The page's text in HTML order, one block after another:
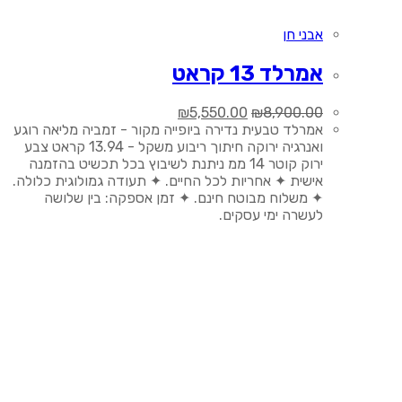
אבני חן
אמרלד 13 קראט
₪8,900.00
המחיר
המקורי
היה:
₪8,900.00.
₪5,550.00
הנוכחי
הוא:
₪5,550.00.
אמרלד טבעית נדירה ביופייה מקור - זמביה מליאה רוגע
ואנרגיה ירוקה חיתוך ריבוע משקל - 13.94 קראט צבע
ירוק קוטר 14 ממ ניתנת לשיבוץ בכל תכשיט בהזמנה
אישית ✦ אחריות לכל החיים. ✦ תעודה גמולוגית כלולה.
✦ משלוח מבוטח חינם. ✦ זמן אספקה: בין שלושה
לעשרה ימי עסקים.